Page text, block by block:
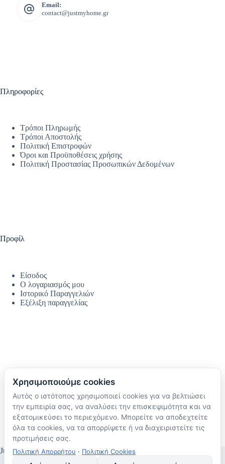
Email:
contact@justmyhome.gr
Πληροφορίες
Τρόποι Πληρωμής
Τρόποι Αποστολής
Πολιτική Επιστροφών
Όροι και Προϋποθέσεις χρήσης
Πολιτική Προστασίας Προσωπικών Δεδομένων
Προφίλ
Είσοδος
Ο λογαριασμός μου
Ιστορικό Παραγγελιών
Εξέλιξη παραγγελίας
Ακολουθήστε μας
TikTok
Instagram
Facebook
JustMyHome © Copyright 2026
Χρησιμοποιούμε cookies
Αυτός ο ιστότοπος χρησιμοποιεί cookies για να βελτιώσει
την εμπειρία σας, να αναλύσει την επισκεψιμότητα και να
εξατομικεύσει το περιεχόμενο. Μπορείτε να αποδεχτείτε
όλα τα cookies, να τα απορρίψετε ή να διαχειριστείτε τις
προτιμήσεις σας.
Πολιτική Απορρήτου · Πολιτική Cookies